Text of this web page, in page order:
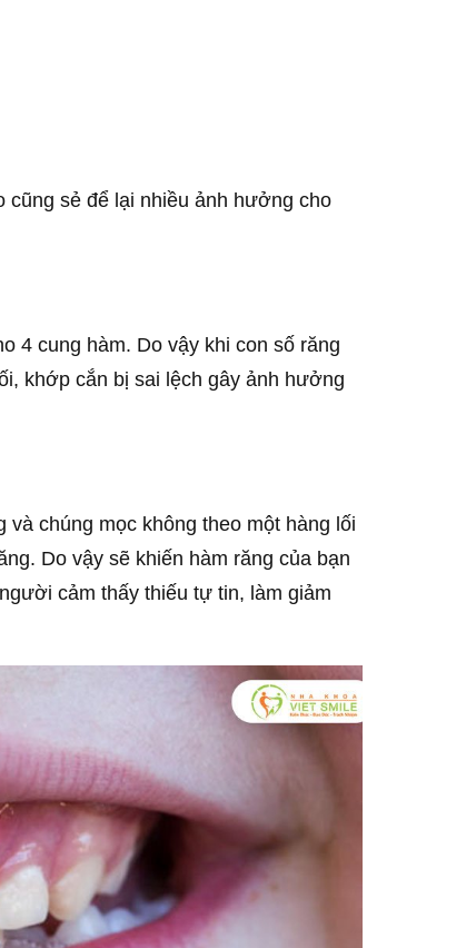
sẻ để lại nhiều ảnh hưởng cho
4 cung hàm. Do vậy khi con số răng
khớp cắn bị sai lệch gây ảnh hưởng
chúng mọc không theo một hàng lối
Do vậy sẽ khiến hàm răng của bạn
cảm thấy thiếu tự tin, làm giảm